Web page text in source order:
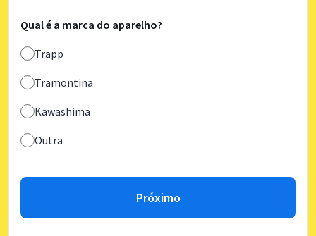
Qual é a marca do aparelho?
Trapp
Tramontina
Kawashima
Outra
Próximo